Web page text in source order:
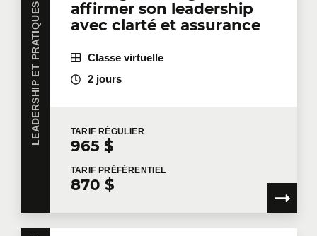
affirmer son leadership
avec clarté et assurance
Classe virtuelle
2 jours
TARIF RÉGULIER
965 $
TARIF PRÉFÉRENTIEL
870 $